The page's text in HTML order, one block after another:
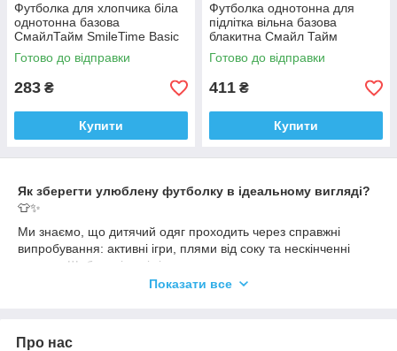
Футболка для хлопчика біла
однотонна базова
СмайлТайм SmileTime Basic
Sport 110
Готово до відправки
283 ₴
Купити
Футболка однотонна для
підлітка вільна базова
блакитна Смайл Тайм
Oversize SmileTime 158
Готово до відправки
411 ₴
Купити
Як зберегти улюблену футболку в ідеальному вигляді?
👕✨
Ми знаємо, що дитячий одяг проходить через справжні
випробування: активні ігри, плями від соку та нескінченні
прання. Щоб наші речі тішили вашого сина якомога довше,
ми підготували кілька простих рекомендацій:
кольору.
Показати все
Про нас